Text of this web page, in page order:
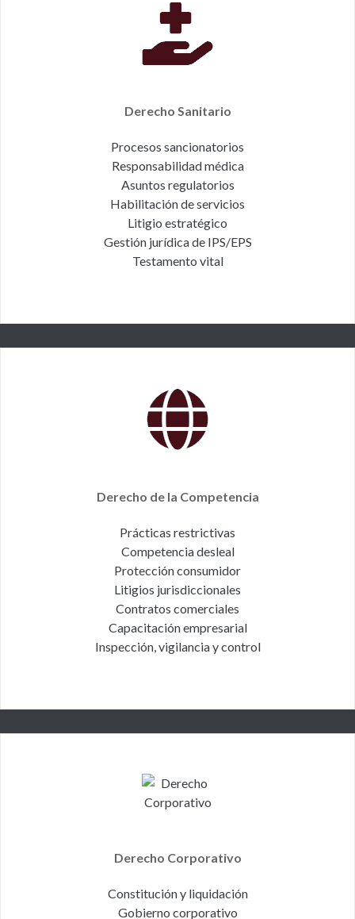
Derecho Sanitario
Procesos sancionatorios
Responsabilidad médica
Asuntos regulatorios
Habilitación de servicios
Litigio estratégico
Gestión jurídica de IPS/EPS
Testamento vital
Derecho de la Competencia
Prácticas restrictivas
Competencia desleal
Protección consumidor
Litigios jurisdiccionales
Contratos comerciales
Capacitación empresarial
Inspección, vigilancia y control
Derecho Corporativo
Constitución y liquidación
Gobierno corporativo